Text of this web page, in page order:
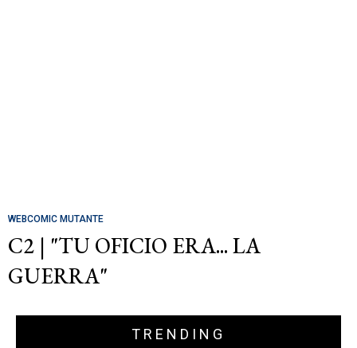
WEBCOMIC MUTANTE
C2 | "TU OFICIO ERA... LA
GUERRA"
TRENDING